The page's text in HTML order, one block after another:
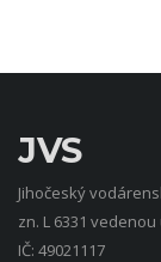
JVS
Jihočeský
zn. L 6331
IČ: 49021117